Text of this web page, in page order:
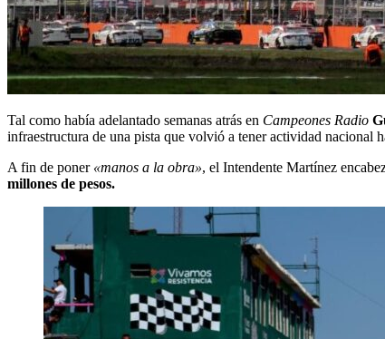
Tal como había adelantado semanas atrás en Campeones Radio
infraestructura de una pista que volvió a tener actividad nacional
A fin de poner «manos a la obra», el Intendente Martínez
millones de pesos.